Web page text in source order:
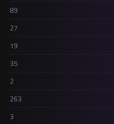
89
27
19
35
2
263
3